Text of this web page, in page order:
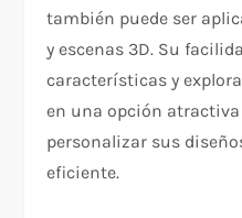
también puede ser
y escenas 3D. Su
características y
en una opción
personalizar sus
eficiente.